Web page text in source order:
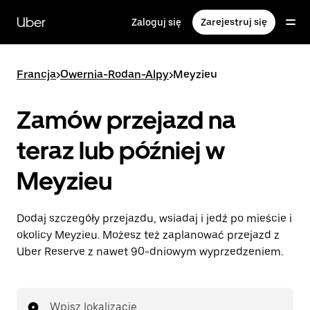
głównej
zawartości
Uber Zaloguj się Zarejestruj się
Francja>Owernia-Rodan-Alpy>Meyzieu
Zamów przejazd na
teraz lub później w
Meyzieu
Dodaj szczegóły przejazdu, wsiadaj i jedź po mieście i
okolicy Meyzieu. Możesz też zaplanować przejazd z
Uber Reserve z nawet 90-dniowym wyprzedzeniem.
Wpisz lokalizację